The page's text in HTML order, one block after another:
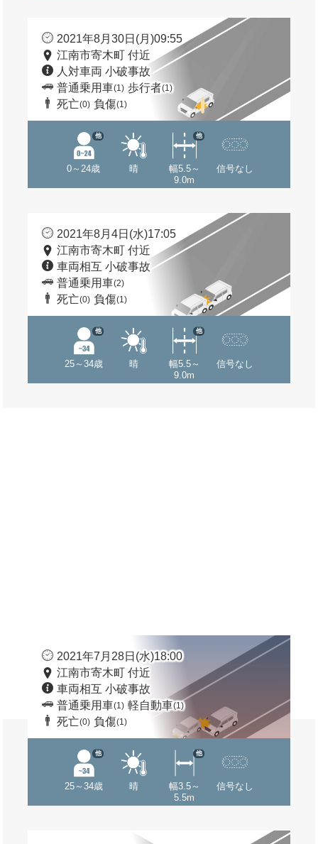
2021年8月30日(月)09:55
江南市寄木町 付近
人対車両 小破事故
普通乗用車(1) 歩行者(1)
死亡(0) 負傷(1)
0～24歳
他
晴
幅5.5～
9.0m
他
信号なし
2021年8月4日(水)17:05
江南市寄木町 付近
車両相互 小破事故
普通乗用車(2)
死亡(0) 負傷(1)
25～34歳
他
晴
幅5.5～
9.0m
他
信号なし
2021年7月28日(水)18:00
江南市寄木町 付近
車両相互 小破事故
普通乗用車(1) 軽自動車(1)
死亡(0) 負傷(1)
25～34歳
他
晴
幅3.5～
5.5m
他
信号なし